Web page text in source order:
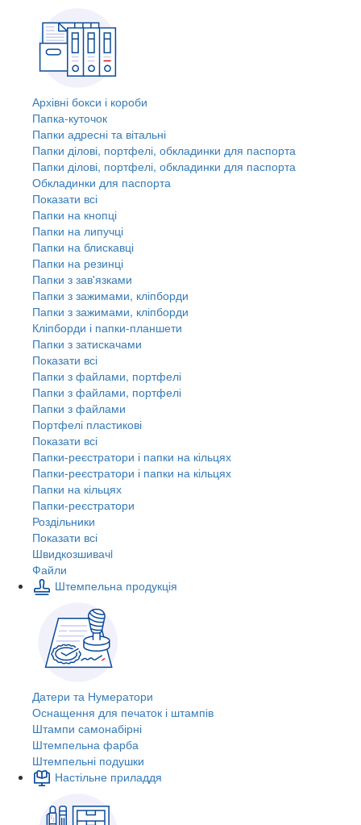
Архівні бокси і короби
Папка-куточок
Папки адресні та вітальні
Папки ділові, портфелі, обкладинки для паспорта
Папки ділові, портфелі, обкладинки для паспорта
Обкладинки для паспорта
Показати всі
Папки на кнопці
Папки на липучці
Папки на блискавці
Папки на резинці
Папки з зав'язками
Папки з зажимами, кліпборди
Папки з зажимами, кліпборди
Кліпборди і папки-планшети
Папки з затискачами
Показати всі
Папки з файлами, портфелі
Папки з файлами, портфелі
Папки з файлами
Портфелі пластикові
Показати всі
Папки-реєстратори і папки на кільцях
Папки-реєстратори і папки на кільцях
Папки на кільцях
Папки-реєстратори
Роздільники
Показати всі
Швидкозшивачi
Файли
Штемпельна продукція
Датери та Нумератори
Оснащення для печаток і штампів
Штампи самонабірні
Штемпельна фарба
Штемпельні подушки
Настільне приладдя